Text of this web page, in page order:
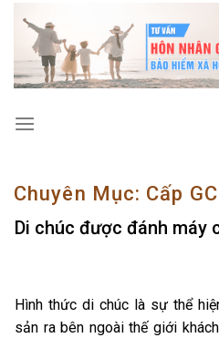
content
Chuyên Mục: Cấp
Di chúc được đánh máy
Hình thức di chúc là sự thể
sản ra bên ngoài thế giới